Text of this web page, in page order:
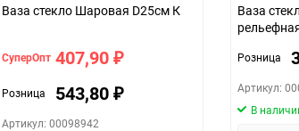
Ваза стекло Шаровая D25см К
СуперОпт 407,90 ₽
Розница 543,80 ₽
Артикул: 00098942
Ваза
Розница
Артикул:
В